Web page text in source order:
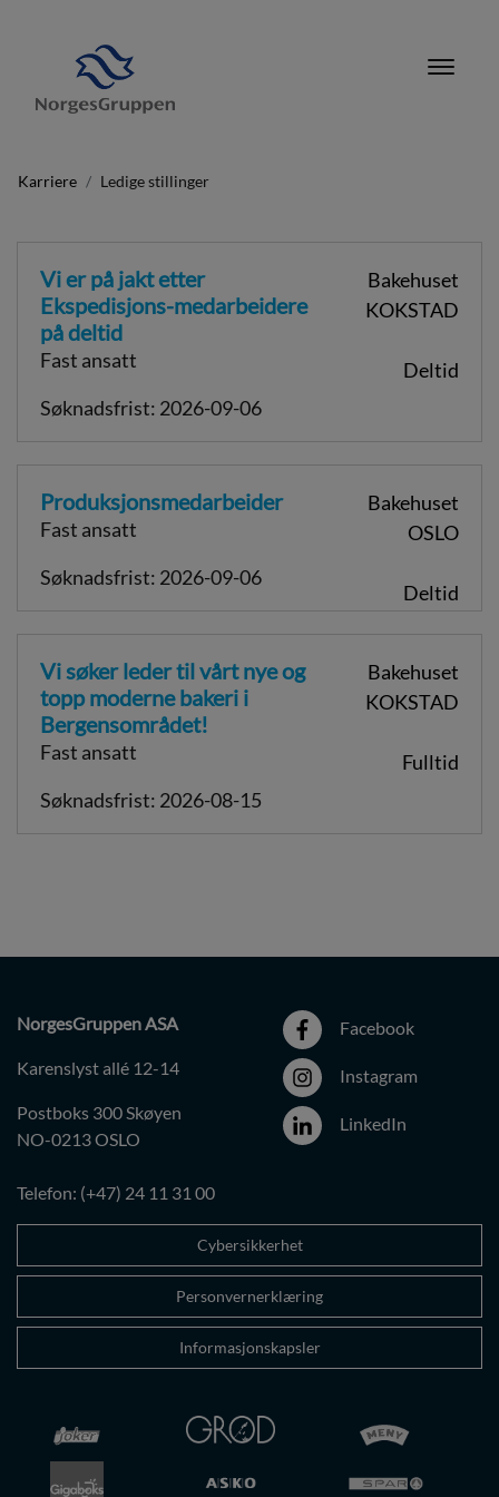
Karriere Ledige stillinger
Vi er på jakt etter
Ekspedisjons-medarbeidere
på deltid
Fast ansatt
Søknadsfrist: 2026-09-06
Bakehuset
KOKSTAD
Deltid
Produksjonsmedarbeider
Fast ansatt
Søknadsfrist: 2026-09-06
Bakehuset
OSLO
Deltid
Vi søker leder til vårt nye og
topp moderne bakeri i
Bergensområdet!
Fast ansatt
Søknadsfrist: 2026-08-15
Bakehuset
KOKSTAD
Fulltid
NorgesGruppen ASA
Karenslyst allé 12-14
Postboks 300 Skøyen
NO-0213 OSLO
Telefon: (+47) 24 11 31 00
Facebook
Instagram
LinkedIn
Cybersikkerhet
Personvernerklæring
Informasjonskapsler